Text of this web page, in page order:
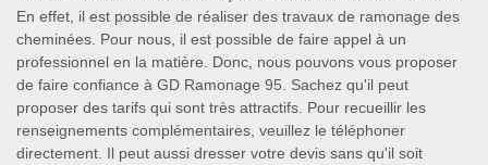
En effet, il est possible de réaliser des travaux de ramonage des
cheminées. Pour nous, il est possible de faire appel à un
professionnel en la matière. Donc, nous pouvons vous proposer
de faire confiance à GD Ramonage 95. Sachez qu'il peut
proposer des tarifs qui sont très attractifs. Pour recueillir les
renseignements complémentaires, veuillez le téléphoner
directement. Il peut aussi dresser votre devis sans qu'il soit